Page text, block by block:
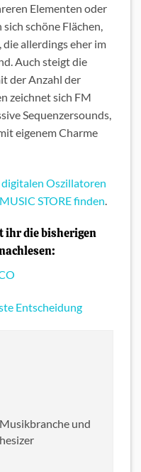
Elementen oder
schöne Flächen,
allerdings eher im
Auch steigt die
der Anzahl der
zeichnet sich FM
Sequenzersounds,
eigenem Charme
digitalen Oszillatoren
STORE finden.
ihr die bisherigen
Entscheidung
und